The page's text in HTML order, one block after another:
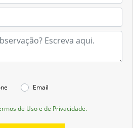
Email
de Uso e de Privacidade.